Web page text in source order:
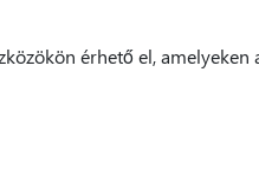
érhető el, amelyeken